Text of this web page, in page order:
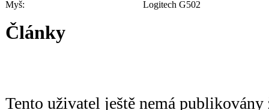
Myš:
Logitech G502
Články
Tento uživatel ještě nemá publikovány